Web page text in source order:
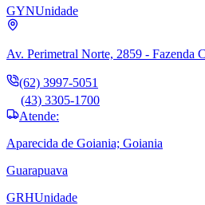
GYNUnidade
Av. Perimetral Norte, 2859 - Fazenda
(62) 3997-5051
(43) 3305-1700
Atende:
Aparecida de Goiania; Goiania
Guarapuava
GRHUnidade